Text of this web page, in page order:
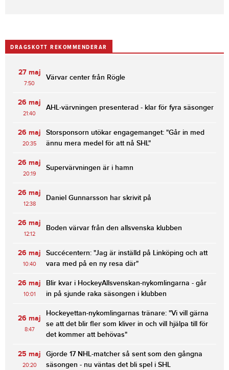
DRAGSKOTT REKOMMENDERAR
27 maj
7:50
Värvar center från Rögle
26 maj
21:40
AHL-värvningen presenterad - klar för fyra säsonger
26 maj
20:35
Storsponsorn utökar engagemanget: "Går in med
ännu mera medel för att nå SHL"
26 maj
20:19
Supervärvningen är i hamn
26 maj
12:38
Daniel Gunnarsson har skrivit på
26 maj
12:12
Boden värvar från den allsvenska klubben
26 maj
10:40
Succécentern: "Jag är inställd på Linköping och att
vara med på en ny resa där"
26 maj
10:01
Blir kvar i HockeyAllsvenskan-nykomlingarna - går
in på sjunde raka säsongen i klubben
26 maj
8:47
Hockeyettan-nykomlingarnas tränare: "Vi vill gärna
se att det blir fler som kliver in och vill hjälpa till för
det kommer att behövas"
25 maj
20:20
Gjorde 17 NHL-matcher så sent som den gångna
säsongen - nu väntas det bli spel i SHL